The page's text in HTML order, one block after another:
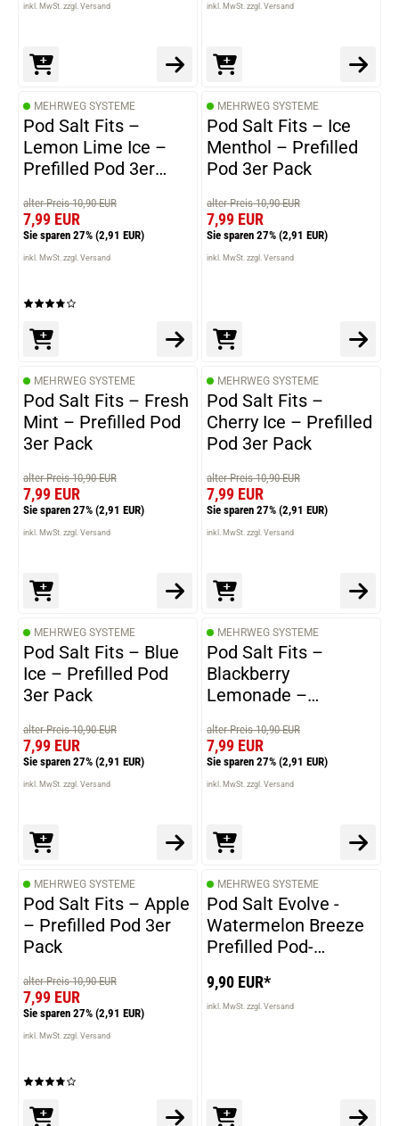
inkl. MwSt. zzgl. Versand inkl. MwSt. zzgl. Versand
MEHRWEG SYSTEME
Pod Salt Fits –
Lemon Lime Ice –
Prefilled Pod 3er
alter Preis 10,90 EUR
7,99 EUR
Sie sparen 27% (2,91 EUR)
inkl. MwSt. zzgl. Versand
MEHRWEG SYSTEME
Pod Salt Fits – Ice
Menthol – Prefilled
Pod 3er Pack
alter Preis 10,90 EUR
7,99 EUR
Sie sparen 27% (2,91 EUR)
inkl. MwSt. zzgl. Versand
MEHRWEG SYSTEME
Pod Salt Fits – Fresh
Mint – Prefilled Pod
3er Pack
alter Preis 10,90 EUR
7,99 EUR
Sie sparen 27% (2,91 EUR)
inkl. MwSt. zzgl. Versand
MEHRWEG SYSTEME
Pod Salt Fits –
Cherry Ice – Prefilled
Pod 3er Pack
alter Preis 10,90 EUR
7,99 EUR
Sie sparen 27% (2,91 EUR)
inkl. MwSt. zzgl. Versand
MEHRWEG SYSTEME
Pod Salt Fits – Blue
Ice – Prefilled Pod
3er Pack
alter Preis 10,90 EUR
7,99 EUR
Sie sparen 27% (2,91 EUR)
inkl. MwSt. zzgl. Versand
MEHRWEG SYSTEME
Pod Salt Fits –
Blackberry
Lemonade –
Pack
alter Preis 10,90 EUR
7,99 EUR
Sie sparen 27% (2,91 EUR)
inkl. MwSt. zzgl. Versand
MEHRWEG SYSTEME
Pod Salt Fits – Apple
– Prefilled Pod 3er
Pack
alter Preis 10,90 EUR
7,99 EUR
Sie sparen 27% (2,91 EUR)
inkl. MwSt. zzgl. Versand
MEHRWEG SYSTEME
Pod Salt Evolve -
Watermelon Breeze
Prefilled Pod-
Pack - 2ml 20mg
NicSalt
9,90 EUR*
inkl. MwSt. zzgl. Versand